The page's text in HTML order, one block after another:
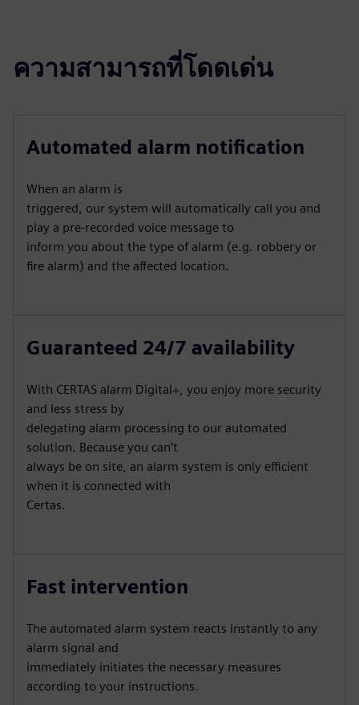
ความสามารถที่โดดเด่น
Automated alarm notification
When an alarm is
triggered, our system will automatically call you and
play a pre-recorded voice message to
inform you about the type of alarm (e.g. robbery or
fire alarm) and the affected location.
Guaranteed 24/7 availability
With CERTAS alarm Digital+, you enjoy more security
and less stress by
delegating alarm processing to our automated
solution. Because you can’t
always be on site, an alarm system is only efficient
when it is connected with
Certas.
Fast intervention
The automated alarm system reacts instantly to any
alarm signal and
immediately initiates the necessary measures
according to your instructions.